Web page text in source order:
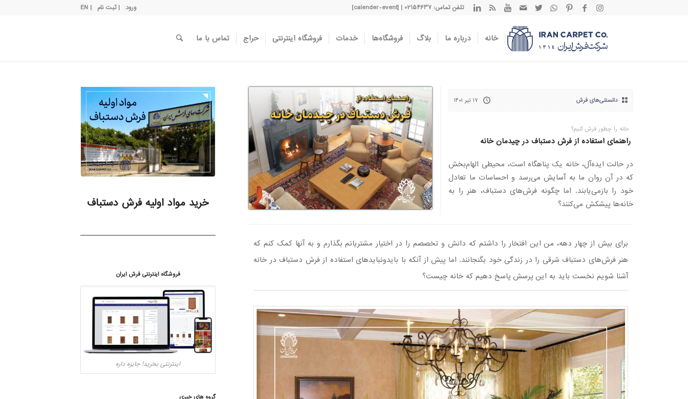
ورود | ثبت نام | EN تلفن تماس: 02154637 | [calender-event]
خانه درباره ما بلاگ فروشگاه‌ها خدمات فروشگاه اینترنتی حراج تماس با ما
دانستنی‌های فرش ۱۷ تیر ۱۴۰۱
خانه را چطور فرش کنیم؟
راهنمای استفاده از فرش دستباف در چیدمان خانه
در حالت ایده‌آل، خانه یک پناهگاه است، محیطی الهام‌بخش
که در آن روان ما به آسایش می‌رسد و احساسات ما تعادل
خود را بازمی‌یابند. اما چگونه فرش‌های دستباف، هنر را به
خانه‌ها پیشکش می‌کنند؟
برای بیش از چهار دهه، من این افتخار را داشتم که دانش و تخصصم را در اختیار مشتریانم بگذارم و به آنها کمک کنم که
هنر فرش‌های دستباف شرقی را در زندگی خود بگنجانند. اما پیش از آنکه با بایدونبایدهای استفاده از فرش دستباف در خانه
آشنا شویم نخست باید به این پرسش پاسخ دهیم که خانه چیست؟
خرید مواد اولیه فرش دستباف
فروشگاه اینترنتی فرش ایران
اینترنتی بخرید! جایزه داره
گروه های خبری